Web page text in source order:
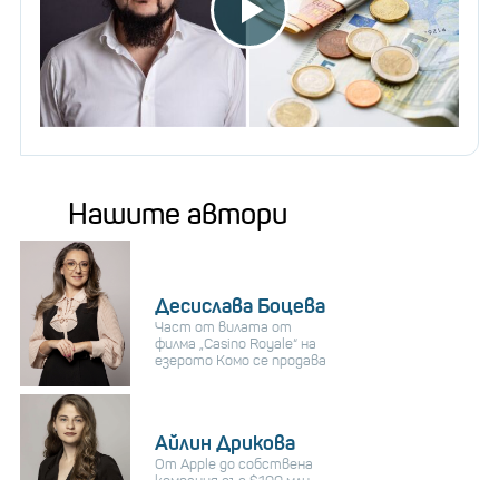
Нашите автори
Десислава Боцева
Част от вилата от
филма „Casino Royale“ на
езерото Комо се продава
Айлин Дрикова
От Apple до собствена